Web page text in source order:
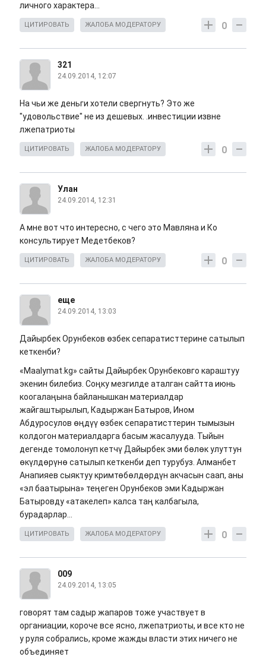
личного характера...
0
ЦИТИРОВАТЬ ЖАЛОБА МОДЕРАТОРУ
321
24.09.2014, 12:07
На чьи же деньги хотели свергнуть? Это же
"удовольствие" не из дешевых. .инвестиции извне
лжепатриоты
0
ЦИТИРОВАТЬ ЖАЛОБА МОДЕРАТОРУ
Улан
24.09.2014, 12:31
А мне вот что интересно, с чего это Мавляна и Ко
консультирует Медетбеков?
0
ЦИТИРОВАТЬ ЖАЛОБА МОДЕРАТОРУ
еще
24.09.2014, 13:03
Дайырбек Орунбеков өзбек сепаратисттерине сатылып
кеткенби?
«Maalymat.kg» сайты Дайырбек Орунбековго караштуу
экенин билебиз. Соңку мезгилде аталган сайтта июнь
коогалаңына байланышкан материалдар
жайгаштырылып, Кадыржан Батыров, Ином
Абдуросулов өңдүү өзбек сепаратисттерин тымызын
колдогон материалдарга басым жасалууда. Тыйын
дегенде томолонуп кетчү Дайырбек эми бөлөк улуттун
өкүлдөрүнө сатылып кеткенби деп турубуз. Алманбет
Анапияев сыяктуу кримтөбөлдөрдүн акчасын саап, аны
«эл баатырына» теңеген Орунбеков эми Кадыржан
Батыровду «атакелеп» калса таң калбагыла,
бурадарлар…
0
ЦИТИРОВАТЬ ЖАЛОБА МОДЕРАТОРУ
009
24.09.2014, 13:05
говорят там садыр жапаров тоже участвует в
органиации, короче все ясно, лжепатриоты, и все кто не
у руля собрались, кроме жажды власти этих ничего не
объединяет